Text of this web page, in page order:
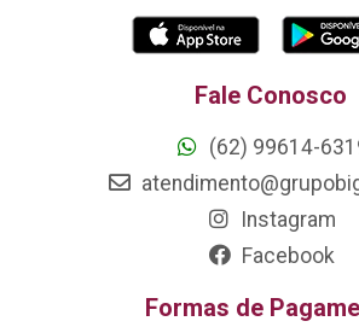
Fale Conosco
(62) 99614-
Instagram
Facebook
Formas de